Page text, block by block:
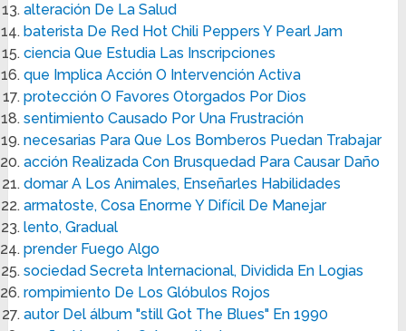
alteración De La Salud
baterista De Red Hot Chili Peppers Y Pearl Jam
ciencia Que Estudia Las Inscripciones
que Implica Acción O Intervención Activa
protección O Favores Otorgados Por Dios
sentimiento Causado Por Una Frustración
necesarias Para Que Los Bomberos Puedan Trabajar
acción Realizada Con Brusquedad Para Causar Daño
domar A Los Animales, Enseñarles Habilidades
armatoste, Cosa Enorme Y Difícil De Manejar
lento, Gradual
prender Fuego Algo
sociedad Secreta Internacional, Dividida En Logias
rompimiento De Los Glóbulos Rojos
autor Del álbum "still Got The Blues" En 1990